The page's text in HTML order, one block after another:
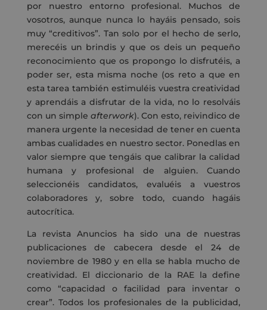
por nuestro entorno profesional. Muchos de
vosotros, aunque nunca lo hayáis pensado, sois
muy “creditivos”. Tan solo por el hecho de serlo,
merecéis un brindis y que os deis un pequeño
reconocimiento que os propongo lo disfrutéis, a
poder ser, esta misma noche (os reto a que en
esta tarea también estimuléis vuestra creatividad
y aprendáis a disfrutar de la vida, no lo resolváis
con un simple afterwork). Con esto, reivindico de
manera urgente la necesidad de tener en cuenta
ambas cualidades en nuestro sector. Ponedlas en
valor siempre que tengáis que calibrar la calidad
humana y profesional de alguien. Cuando
seleccionéis candidatos, evaluéis a vuestros
colaboradores y, sobre todo, cuando hagáis
autocrítica.
La revista Anuncios ha sido una de nuestras
publicaciones de cabecera desde el 24 de
noviembre de 1980 y en ella se habla mucho de
creatividad. El diccionario de la RAE la define
como “capacidad o facilidad para inventar o
crear”. Todos los profesionales de la publicidad,